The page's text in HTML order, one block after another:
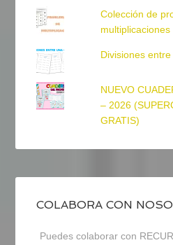
Colección de
multiplicaciones
Divisiones
NUEVO
– 2026
GRATIS)
COLABORA CON
Puedes colaborar con